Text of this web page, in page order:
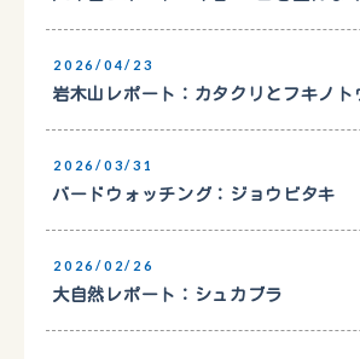
2026/04/23
岩木山レポート：カタクリとフキノト
2026/03/31
バードウォッチング：ジョウビタキ
2026/02/26
大自然レポート：シュカブラ